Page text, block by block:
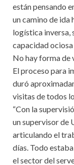
están pensando
un camino de ida
logística inversa,
capacidad
No hay forma de
El proceso para
duró
visitas de todos
“Con la
un supervisor de
articulando el
días. Todo
el sector del